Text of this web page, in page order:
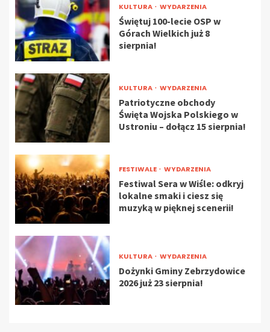
KULTURA WYDARZENIA
Świętuj 100-lecie OSP w
Górach Wielkich już 8
sierpnia!
KULTURA WYDARZENIA
Patriotyczne obchody
Święta Wojska Polskiego w
Ustroniu – dołącz 15 sierpnia!
FESTIWALE WYDARZENIA
Festiwal Sera w Wiśle: odkryj
lokalne smaki i ciesz się
muzyką w pięknej scenerii!
KULTURA WYDARZENIA
Dożynki Gminy Zebrzydowice
2026 już 23 sierpnia!